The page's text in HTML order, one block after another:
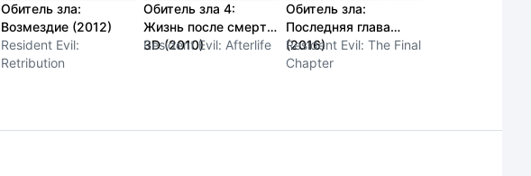
Обитель зла:
Возмездие (2012)
Resident Evil:
Retribution
Обитель зла 4:
Жизнь после смерти
3D (2010)
Resident Evil: Afterlife
Обитель зла:
Последняя глава
(2016)
Resident Evil: The Final
Chapter